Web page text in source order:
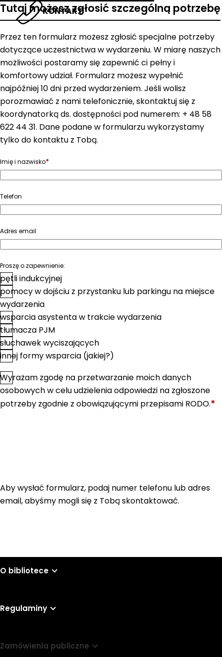
KONTAKT
Tutaj możesz zgłosić szczególną potrzebę
Przez ten formularz możesz zgłosić specjalne potrzeby
dotyczące uczestnictwa w wydarzeniu. W miarę naszych
możliwości postaramy się zapewnić ci pełny i
komfortowy udział. Formularz możesz wypełnić
najpóźniej 10 dni przed wydarzeniem. Jeśli wolisz
porozmawiać z nami telefonicznie, skontaktuj się z
koordynatorką ds. dostępności pod numerem: + 48 58
622 44 31. Dane podane w formularzu wykorzystamy
tylko do kontaktu z Tobą.
Imię i nazwisko*
Telefon
Adres email
Proszę o zapewnienie:
pętli indukcyjnej
pomocy w dojściu z przystanku lub parkingu na miejsce
wydarzenia
wsparcia asystenta w trakcie wydarzenia
tłumacza PJM
słuchawek wyciszających
innej formy wsparcia (jakiej?)
Zgoda*
Wyrażam zgodę na przetwarzanie moich danych
osobowych w celu udzielenia odpowiedzi na zgłoszone
potrzeby zgodnie z obowiązującymi przepisami RODO.*
Aby wysłać formularz, podaj numer telefonu lub adres
email, abyśmy mogli się z Tobą skontaktować.
O bibliotece
Regulaminy
Zamówienia publiczne